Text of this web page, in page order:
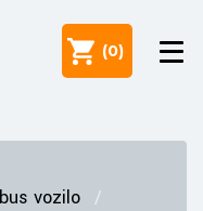
(0)
vozilo